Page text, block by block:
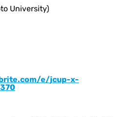
University)
e/jcup-x-